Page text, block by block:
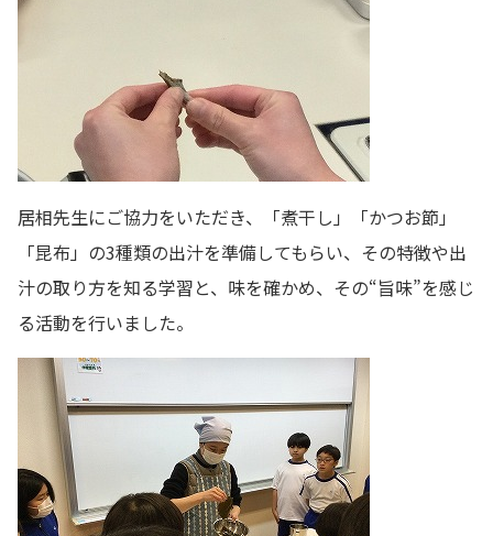
居相先生にご協力をいただき、「煮干し」「かつお節」
「昆布」の3種類の出汁を準備してもらい、その特徴や出
汁の取り方を知る学習と、味を確かめ、その“旨味”を感じ
る活動を行いました。